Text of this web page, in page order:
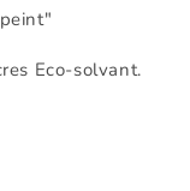
Eco-solvant.